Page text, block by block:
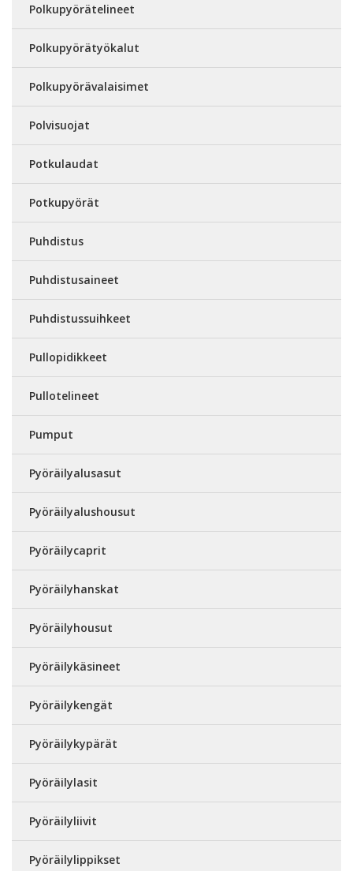
Polkupyörätelineet
Polkupyörätyökalut
Polkupyörävalaisimet
Polvisuojat
Potkulaudat
Potkupyörät
Puhdistus
Puhdistusaineet
Puhdistussuihkeet
Pullopidikkeet
Pullotelineet
Pumput
Pyöräilyalusasut
Pyöräilyalushousut
Pyöräilycaprit
Pyöräilyhanskat
Pyöräilyhousut
Pyöräilykäsineet
Pyöräilykengät
Pyöräilykypärät
Pyöräilylasit
Pyöräilyliivit
Pyöräilylippikset